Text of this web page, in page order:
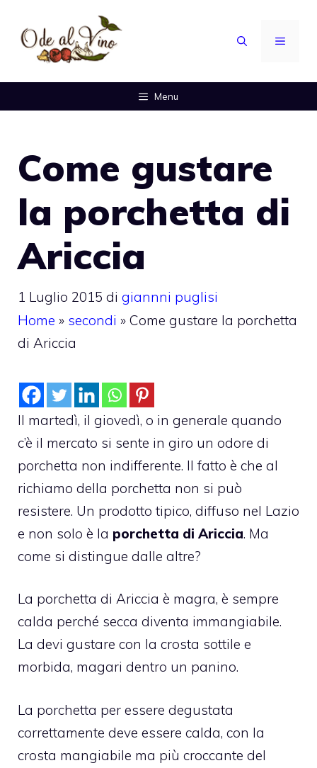
contenuto
MENU
Menu
Come gustare
la porchetta di
Ariccia
1 Luglio 2015 di giannni puglisi
Home » secondi » Come gustare la porchetta
di Ariccia
Il martedì, il giovedì, o in generale quando
c’è il mercato si sente in giro un odore di
porchetta non indifferente. Il fatto è che al
richiamo della porchetta non si può
resistere. Un prodotto tipico, diffuso nel Lazio
e non solo è la porchetta di Ariccia. Ma
come si distingue dalle altre?
La porchetta di Ariccia è magra, è sempre
calda perché secca diventa immangiabile.
La devi gustare con la crosta sottile e
morbida, magari dentro un panino.
La porchetta per essere degustata
correttamente deve essere calda, con la
crosta mangiabile ma più croccante del